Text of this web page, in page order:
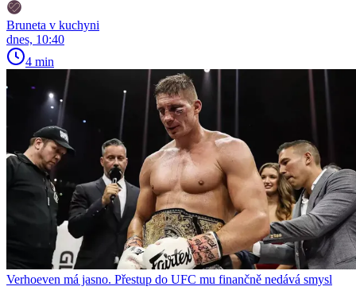
Bruneta v kuchyni
dnes, 10:40
4 min
Verhoeven má jasno. Přestup do UFC mu finančně nedává smysl